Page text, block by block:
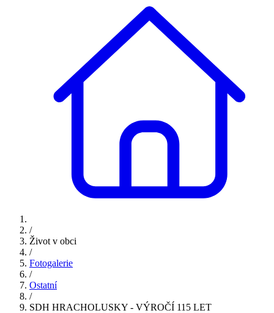
/
Život v obci
/
Fotogalerie
/
Ostatní
/
SDH HRACHOLUSKY - VÝROČÍ 115 LET